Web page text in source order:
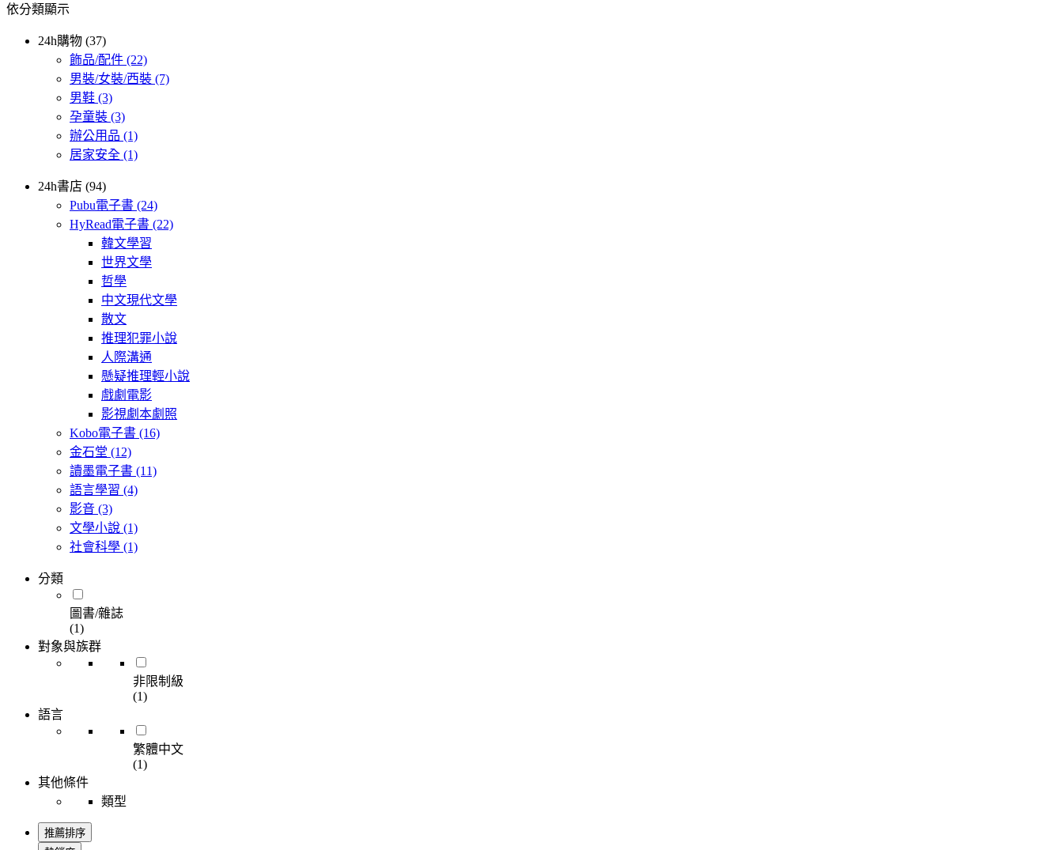
依分類顯示
24h購物 (37)
飾品/配件 (22)
男裝/女裝/西裝 (7)
男鞋 (3)
孕童裝 (3)
辦公用品 (1)
居家安全 (1)
24h書店 (94)
Pubu電子書 (24)
HyRead電子書 (22)
韓文學習
世界文學
哲學
中文現代文學
散文
推理犯罪小說
人際溝通
懸疑推理輕小說
戲劇電影
影視劇本劇照
Kobo電子書 (16)
金石堂 (12)
讀墨電子書 (11)
語言學習 (4)
影音 (3)
文學小說 (1)
社會科學 (1)
分類
圖書/雜誌
(1)
對象與族群
非限制級
(1)
語言
繁體中文
(1)
其他條件
類型
推薦排序